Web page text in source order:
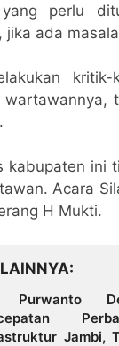
perlu
jika ada
wartawannya,
kabupaten ini
Acara
H Mukti.
Purwanto
Jambi,